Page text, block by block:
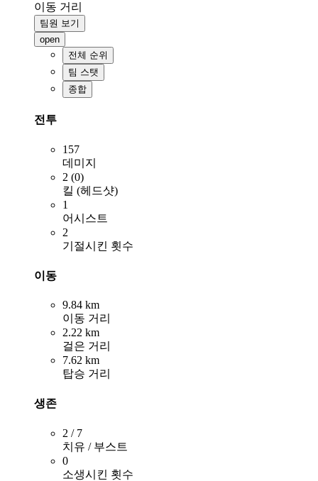
이동 거리
팀원 보기
open
전체 순위
팀 스탯
종합
전투
157
데미지
2 (0)
킬 (헤드샷)
1
어시스트
2
기절시킨 횟수
이동
9.84 km
이동 거리
2.22 km
걸은 거리
7.62 km
탑승 거리
생존
2 / 7
치유 / 부스트
0
소생시킨 횟수